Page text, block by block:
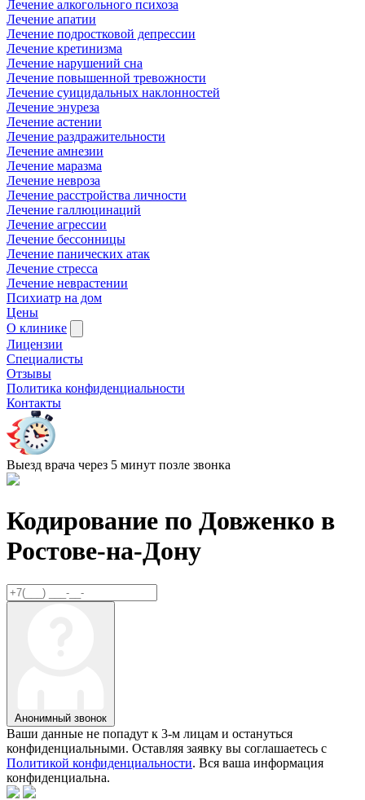
Лечение алкогольного психоза
Лечение апатии
Лечение подростковой депрессии
Лечение кретинизма
Лечение нарушений сна
Лечение повышенной тревожности
Лечение суицидальных наклонностей
Лечение энуреза
Лечение астении
Лечение раздражительности
Лечение амнезии
Лечение маразма
Лечение невроза
Лечение расстройства личности
Лечение галлюцинаций
Лечение агрессии
Лечение бессонницы
Лечение панических атак
Лечение стресса
Лечение неврастении
Психиатр на дом
Цены
О клинике
Лицензии
Специалисты
Отзывы
Политика конфиденциальности
Контакты
Выезд врача через 5 минут позле звонка
Кодирование по Довженко в
Ростове-на-Дону
Анонимный звонок
Ваши данные не попадут к 3-м лицам и остануться
конфиденциальными. Оставляя заявку вы соглашаетесь с
Политикой конфиденциальности. Вся ваша информация
конфиденциальна.